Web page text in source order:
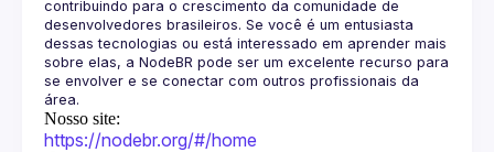
contribuindo para o crescimento da comunidade de
desenvolvedores brasileiros. Se você é um entusiasta
dessas tecnologias ou está interessado em aprender mais
sobre elas, a NodeBR pode ser um excelente recurso para
se envolver e se conectar com outros profissionais da
Nosso site:
https://nodebr.org/#/home